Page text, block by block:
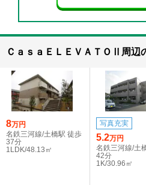
ＣａｓａＥＬＥＶＡＴＯⅡ周辺
8万円
名鉄三河線/土橋駅 徒歩
37分
1LDK/48.13㎡
写真充実
5.2万円
名鉄三河線/土
42分
1K/30.96㎡